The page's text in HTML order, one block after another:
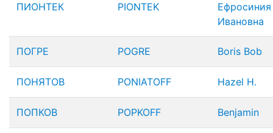
ПИОНТЕК PIONTEK
Ефросиния
Ивановна
ПОГРЕ POGRE Boris Bob
ПОНЯТОВ PONIATOFF Hazel H.
ПОПКОВ POPKOFF Benjamin